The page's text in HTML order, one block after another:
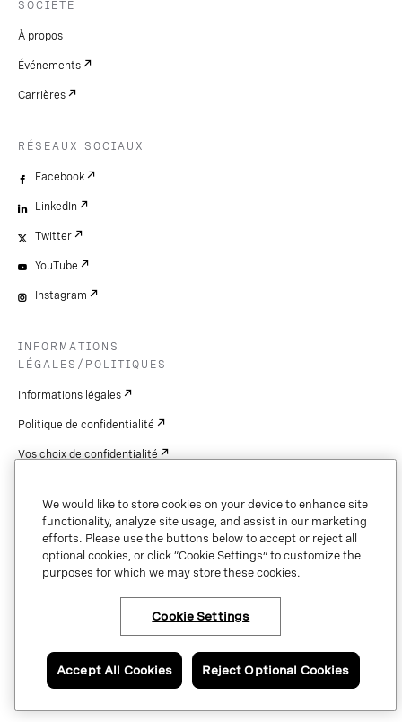
Copyright © 2026 Vonage. All rights reserved. VONAGE®, the V logo (
®),
and other Vonage marks are registered trademarks of Vonage or its affiliates
in the United States and other countries.
SOCIÉTÉ
À propos
Événements
Carrières
RÉSEAUX SOCIAUX
Facebook
LinkedIn
Twitter
YouTube
Instagram
INFORMATIONS
LÉGALES/POLITIQUES
Informations légales
Politique de confidentialité
Vos choix de confidentialité
Brevets
droits d'auteur
Sécurité et confiance
We would like to store cookies on your device to enhance site
functionality, analyze site usage, and assist in our marketing
efforts. Please use the buttons below to accept or reject all
optional cookies, or click “Cookie Settings” to customize the
purposes for which we may store these cookies.
Cookie Settings
Reject Optional Cookies
Accept All Cookies